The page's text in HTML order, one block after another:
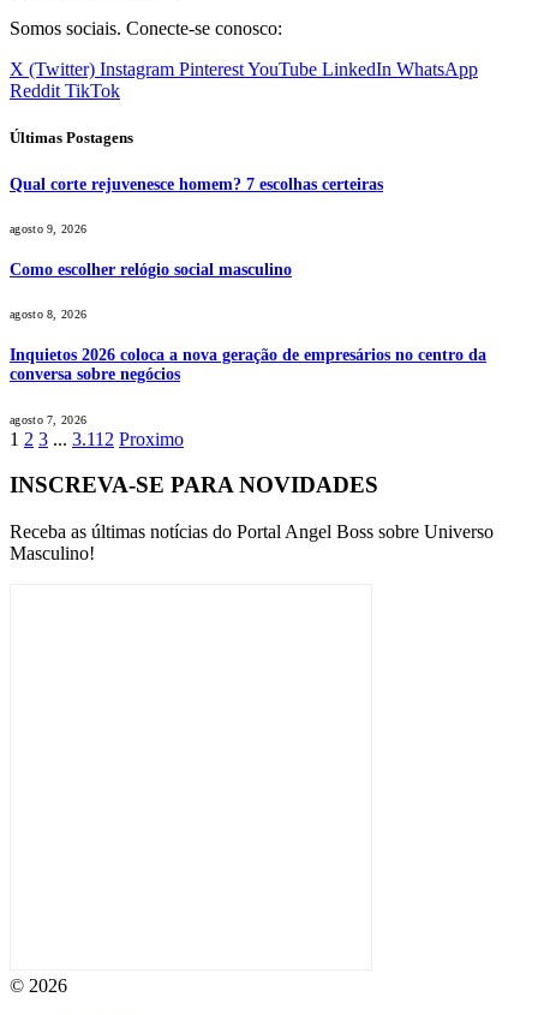
Somos sociais. Conecte-se conosco:
X (Twitter) Instagram PinterestYouTube LinkedIn WhatsApp
Reddit TikTok
Últimas Postagens
Qual corte rejuvenesce homem? 7 escolhas certeiras
agosto 9, 2026
Como escolher relógio social masculino
agosto 8, 2026
Inquietos 2026 coloca a nova geração de empresários no centro da
conversa sobre negócios
agosto 7, 2026
1 2 3 ... 3.112 Proximo
INSCREVA-SE PARA NOVIDADES
Receba as últimas notícias do Portal Angel Boss sobre Universo
Masculino!
© 2026